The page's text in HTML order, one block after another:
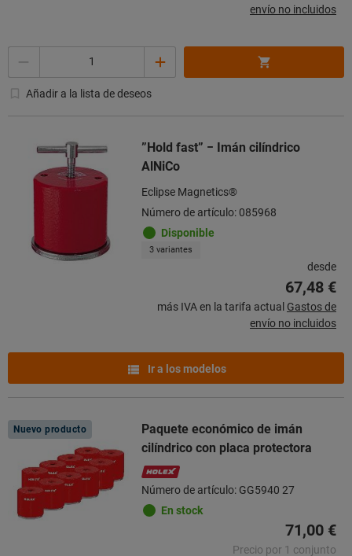
envío no incluidos
Añadir a la lista de deseos
”Hold fast” − Imán cilíndrico
AlNiCo
Eclipse Magnetics®
Número de artículo: 085968
Disponible
3 variantes
desde
67,48 €
más IVA en la tarifa actual Gastos de
envío no incluidos
Ir a los modelos
Nuevo producto
Paquete económico de imán
cilíndrico con placa protectora
Número de artículo: GG5940 27
En stock
71,00 €
Precio por 1 conjunto